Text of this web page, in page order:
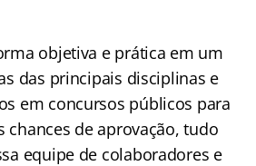
objetiva e prática em um
das principais disciplinas e
em concursos públicos para
chances de aprovação, tudo
equipe de colaboradores e